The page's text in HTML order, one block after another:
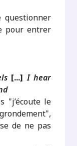
questionner
pour entrer
[...]I hear
"j’écoute le
de ne pas